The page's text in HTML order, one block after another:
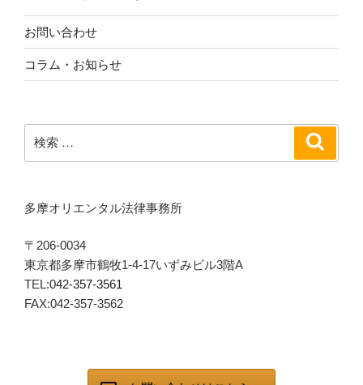
お問い合わせ
コラム・お知らせ
索:
多摩オリエンタル法律事務所
〒206-0034
東京都多摩市鶴牧1-4-17いずみビル3階A
TEL:042-357-3561
FAX:042-357-3562